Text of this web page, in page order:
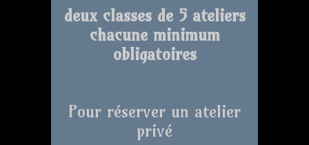
deux classes de 5 ateliers
chacune minimum
obligatoires
Pour réserver un atelier
privé